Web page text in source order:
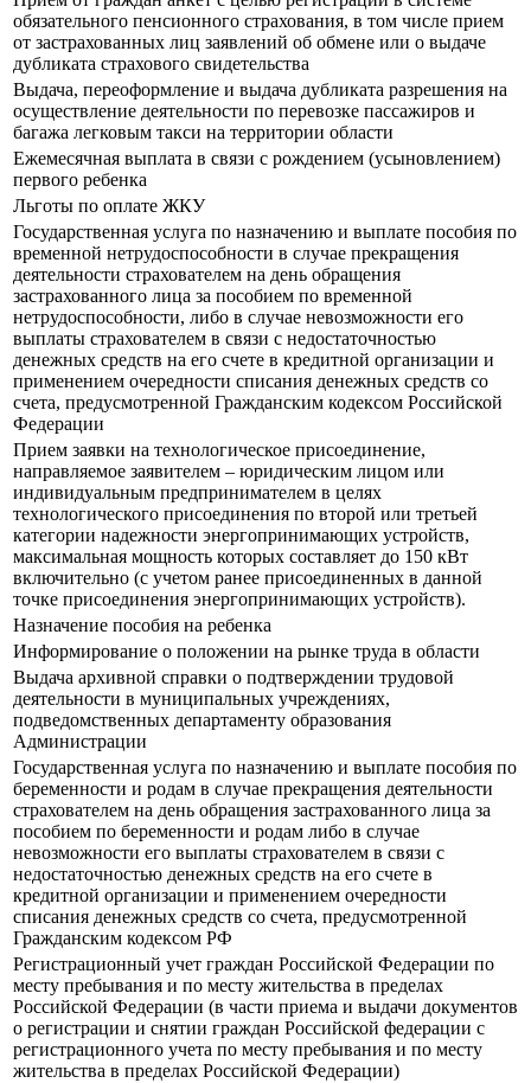
обязательного пенсионного страхования, в том числе прием
от застрахованных лиц заявлений об обмене или о выдаче
дубликата страхового свидетельства
Выдача, переоформление и выдача дубликата разрешения на
осуществление деятельности по перевозке пассажиров и
багажа легковым такси на территории области
Ежемесячная выплата в связи с рождением (усыновлением)
первого ребенка
Льготы по оплате ЖКУ
Государственная услуга по назначению и выплате пособия по
временной нетрудоспособности в случае прекращения
деятельности страхователем на день обращения
застрахованного лица за пособием по временной
нетрудоспособности, либо в случае невозможности его
выплаты страхователем в связи с недостаточностью
денежных средств на его счете в кредитной организации и
применением очередности списания денежных средств со
счета, предусмотренной Гражданским кодексом Российской
Федерации
Прием заявки на технологическое присоединение,
направляемое заявителем – юридическим лицом или
индивидуальным предпринимателем в целях
технологического присоединения по второй или третьей
категории надежности энергопринимающих устройств,
максимальная мощность которых составляет до 150 кВт
включительно (с учетом ранее присоединенных в данной
точке присоединения энергопринимающих устройств).
Назначение пособия на ребенка
Информирование о положении на рынке труда в области
Выдача архивной справки о подтверждении трудовой
деятельности в муниципальных учреждениях,
подведомственных департаменту образования
Администрации
Государственная услуга по назначению и выплате пособия по
беременности и родам в случае прекращения деятельности
страхователем на день обращения застрахованного лица за
пособием по беременности и родам либо в случае
невозможности его выплаты страхователем в связи с
недостаточностью денежных средств на его счете в
кредитной организации и применением очередности
списания денежных средств со счета, предусмотренной
Гражданским кодексом РФ
Регистрационный учет граждан Российской Федерации по
месту пребывания и по месту жительства в пределах
Российской Федерации (в части приема и выдачи документов
о регистрации и снятии граждан Российской федерации с
регистрационного учета по месту пребывания и по месту
жительства в пределах Российской Федерации)